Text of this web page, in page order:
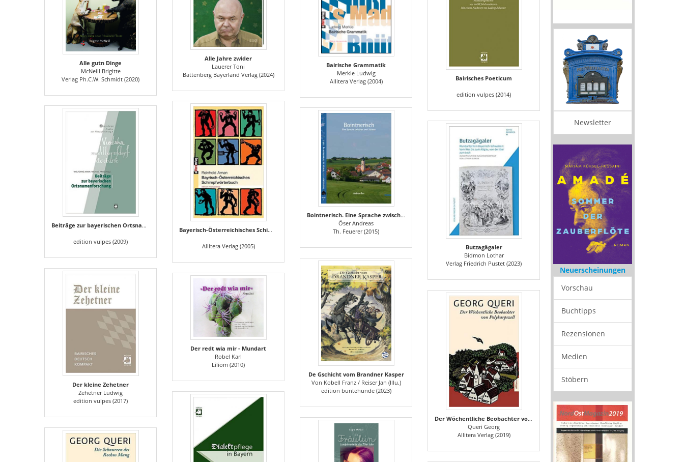
Alle gutn Dinge
McNeill Brigitte
Verlag Ph.C.W. Schmidt (2020)
Alle Jahre zwider
Lauerer Toni
Battenberg Bayerland Verlag (2024)
Bairische Grammatik
Merkle Ludwig
Allitera Verlag (2004)
Bairisches Poeticum
edition vulpes (2014)
Bayerisch-Österreichisches Schimpfwörterbuch
Allitera Verlag (2005)
Beiträge zur bayerischen Ortsnamenforschung
edition vulpes (2009)
Bointnerisch. Eine Sprache zwischen zwei Stühlen Autoren: Öser, Andreas
Öser Andreas
Th. Feuerer (2015)
Butzagägaler
Bidmon Lothar
Verlag Friedrich Pustet (2023)
De Gschicht vom Brandner Kasper
Von Kobell Franz / Reiser Jan (Illu.)
edition buntehunde (2023)
Der kleine Zehetner
Zehetner Ludwig
edition vulpes (2017)
Der redt wia mir - Mundart
Robel Karl
Liliom (2010)
Der Wöchentliche Beobachter von Polykarpszell
Queri Georg
Allitera Verlag (2019)
Newsletter
Neuerscheinungen
Buchtipps